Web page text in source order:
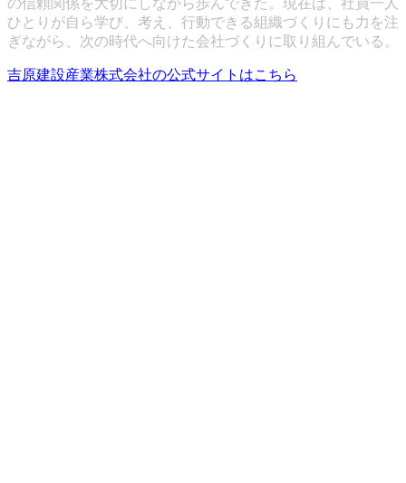
ひとりが自ら学び、考え、行動できる組織づくりにも力を注
ぎながら、次の時代へ向けた会社づくりに取り組んでいる。
吉原建設産業株式会社の公式サイトはこちら